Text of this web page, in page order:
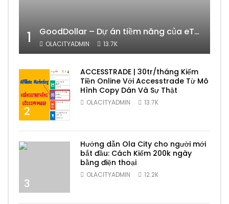
1 GoodDollar – Dự án tiềm năng của eToro có phải lừa đảo hay không?
OLACITYADMIN 13.7K
2
ACCESSTRADE | 30tr/tháng Kiếm
Tiền Online Với Accesstrade Từ Mô
Hình Copy Dán Và Sự Thật
OLACITYADMIN 13.7K
3
Hướng dẫn Ola City cho người mới
bắt đầu: Cách Kiếm 200k ngày
bằng điện thoại
OLACITYADMIN 12.2K